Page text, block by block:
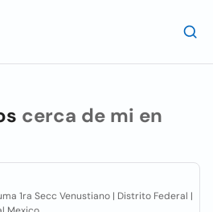
cerca de mi en
1ra Secc Venustiano | Distrito Federal |